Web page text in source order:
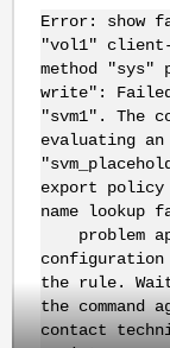
Error: show
"vol1"
method "sys"
write":
"svm1". The
evaluating
export
name lookup
problem
the rule.
the
contact